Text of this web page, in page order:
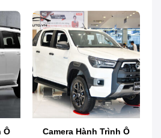
Vietmap V5 tích hợp màn hình
Android ô tô
hành trình Vietmap
V5 là giải pháp chuyên
DVD Android, sở hữu thiết
Ô
Camera Hành Trình Ô